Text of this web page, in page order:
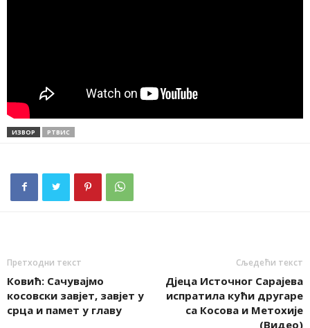
ИЗВОР РТВИС
Претходни текст
Ковић: Сачувајмо
косовски завјет, завјет у
срца и памет у главу
Сљедећи текст
Д‌јеца Источног Сарајева
испратила кући другаре
са Косова и Метохије
(Видео)